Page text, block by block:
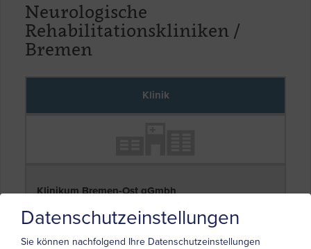
Neurologische
Rehabilitationskliniken /
Bremen
Klinik
Klinikum Bremen-Ost gGmbh
28325 Bremen
Datenschutzeinstellungen
Sie können nachfolgend Ihre Datenschutzeinstellungen